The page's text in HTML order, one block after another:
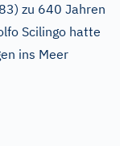
zu 640 Jahren
Scilingo hatte
ins Meer